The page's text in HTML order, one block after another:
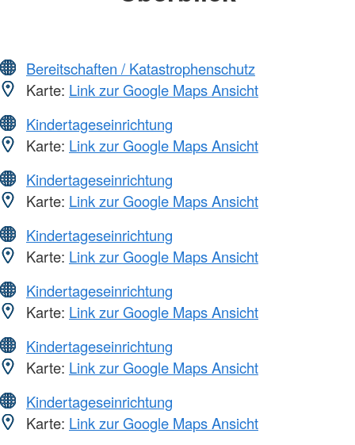
Bereitschaften / Katastrophenschutz
Karte: Link zur Google Maps Ansicht
Kindertageseinrichtung
Karte: Link zur Google Maps Ansicht
Kindertageseinrichtung
Karte: Link zur Google Maps Ansicht
Kindertageseinrichtung
Karte: Link zur Google Maps Ansicht
Kindertageseinrichtung
Karte: Link zur Google Maps Ansicht
Kindertageseinrichtung
Karte: Link zur Google Maps Ansicht
Kindertageseinrichtung
Karte: Link zur Google Maps Ansicht